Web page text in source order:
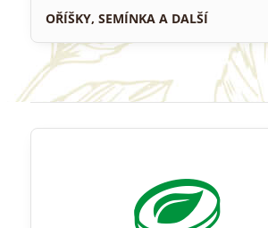
OŘÍŠKY, SEMÍNKA A DALŠÍ